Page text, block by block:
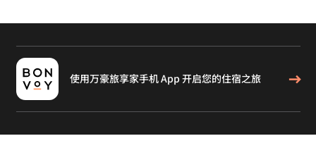
使用万豪旅享家手机 App 开启您的住宿之旅